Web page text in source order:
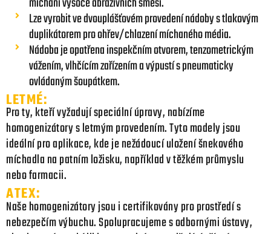
Lze vyrobit ve dvouplášťovém provedení nádoby s tlakovým
duplikátorem pro ohřev/chlazení míchaného média.
Nádoba je opatřena inspekčním otvorem, tenzometrickým
vážením, vlhčícím zařízením a výpustí s pneumaticky
ovládaným šoupátkem.
LETMÉ:
Pro ty, kteří vyžadují speciální úpravy, nabízíme
homogenizátory s letmým provedením. Tyto modely jsou
ideální pro aplikace, kde je nežádoucí uložení šnekového
míchadla na patním ložisku, například v těžkém průmyslu
nebo farmacii.
ATEX:
Naše homogenizátory jsou i certifikovány pro prostředí s
nebezpečím výbuchu. Spolupracujeme s odbornými ústavy,